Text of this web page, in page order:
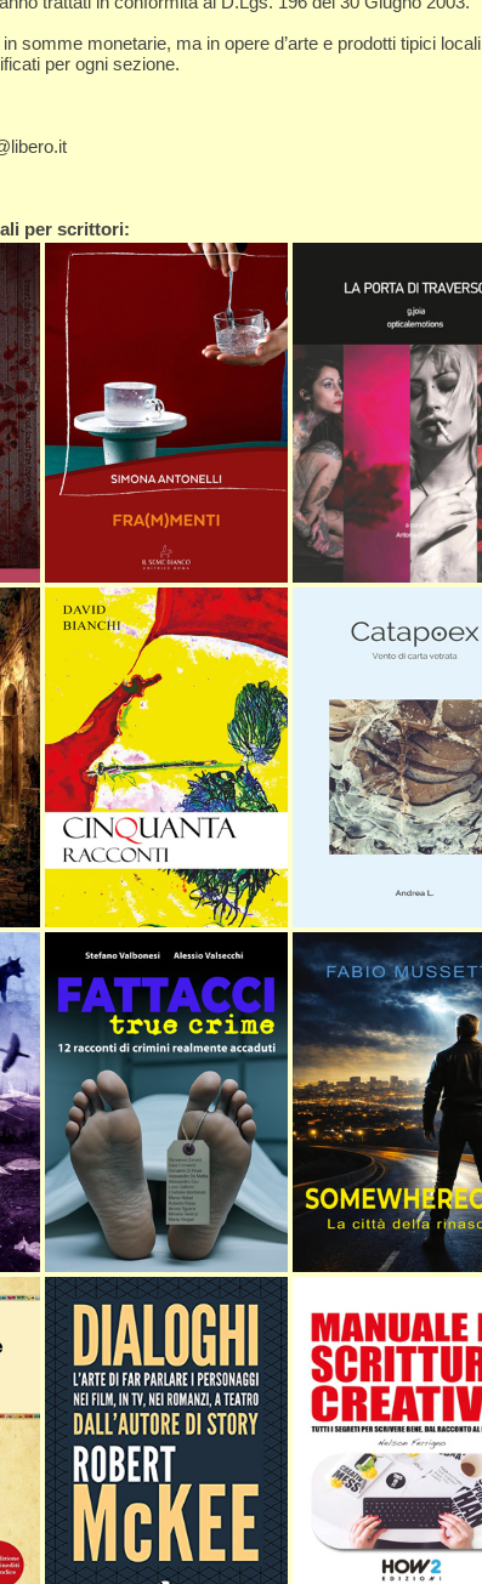
in somme monetarie, ma in opere d’arte e prodotti tipici locali
per ogni sezione.
per scrittori: